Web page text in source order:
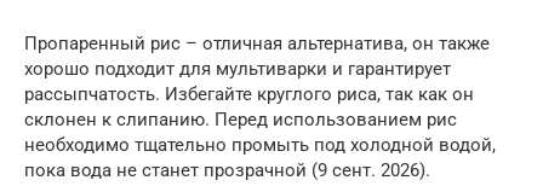
Пропаренный рис – отличная альтернатива, он также
хорошо подходит для мультиварки и гарантирует
рассыпчатость. Избегайте круглого риса, так как он
склонен к слипанию. Перед использованием рис
необходимо тщательно промыть под холодной водой,
пока вода не станет прозрачной (9 сент. 2026).